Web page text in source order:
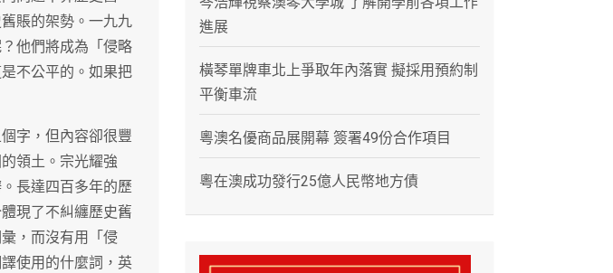
賬的架勢。一九九
他們將成為「侵略
不公平的。如果把
字，但內容卻很豐
領土。宗光耀強
長達四百多年的歷
現了不糾纏歷史舊
，而沒有用「侵
使用的什麼詞，英
進展
橫琴單牌車北上爭取年內落實 擬採用預約制
平衡車流
粵澳名優商品展開幕 簽署49份合作項目
粵在澳成功發行25億人民幣地方債